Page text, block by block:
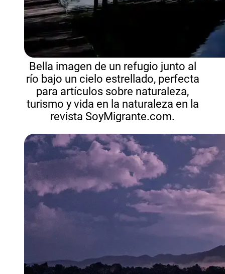
Bella imagen de un refugio junto al
río bajo un cielo estrellado, perfecta
para artículos sobre naturaleza,
turismo y vida en la naturaleza en la
revista SoyMigrante.com.